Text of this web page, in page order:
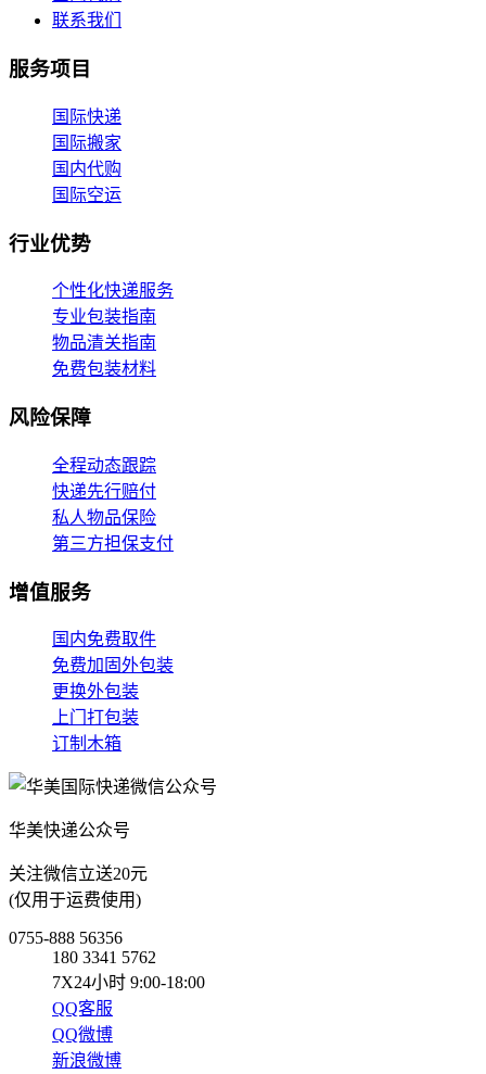
联系我们
服务项目
国际快递
国际搬家
国内代购
国际空运
行业优势
个性化快递服务
专业包装指南
物品清关指南
免费包装材料
风险保障
全程动态跟踪
快递先行赔付
私人物品保险
第三方担保支付
增值服务
国内免费取件
免费加固外包装
更换外包装
上门打包装
订制木箱
华美快递公众号
关注微信立送20元
(仅用于运费使用)
0755-888 56356
180 3341 5762
7X24小时 9:00-18:00
QQ客服
QQ微博
新浪微博